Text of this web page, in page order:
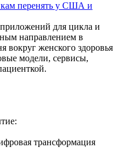
перенять у США и
для цикла и
направлением в
вокруг женского здоровья
модели, сервисы,
трансформация